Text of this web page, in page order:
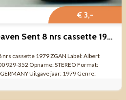
€ 3,-
John Paul Young – Heaven Sent 8 nrs cassette 1979 ZGAN
nrs cassette 1979 ZGAN Label: Albert
929-352 Opname: STEREO Format:
Uitgave jaar: 1979 Genre: